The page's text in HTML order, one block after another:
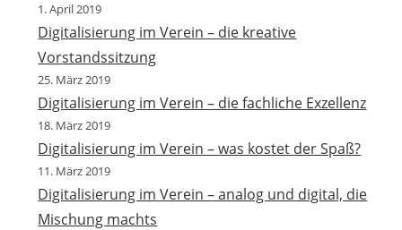
1. April 2019
Digitalisierung im Verein – die kreative
Vorstandssitzung
25. März 2019
Digitalisierung im Verein – die fachliche Exzellenz
18. März 2019
Digitalisierung im Verein – was kostet der Spaß?
11. März 2019
Digitalisierung im Verein – analog und digital, die
Mischung machts